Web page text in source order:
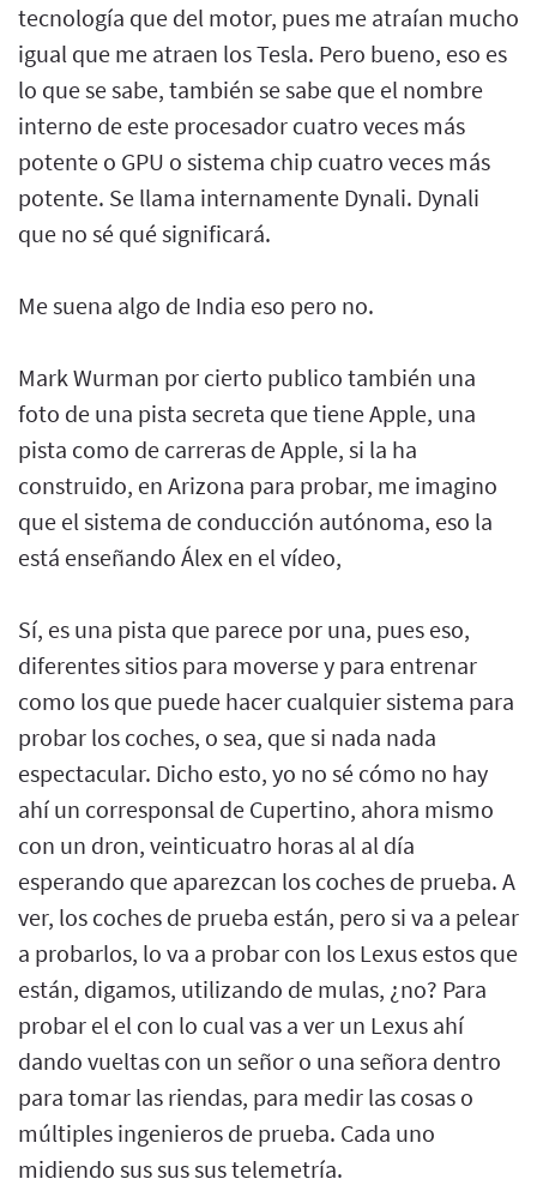
tecnología que del motor, pues me atraían mucho
igual que me atraen los Tesla. Pero bueno, eso es
lo que se sabe, también se sabe que el nombre
interno de este procesador cuatro veces más
potente o GPU o sistema chip cuatro veces más
potente. Se llama internamente Dynali. Dynali
que no sé qué significará.
Me suena algo de India eso pero no.
Mark Wurman por cierto publico también una
foto de una pista secreta que tiene Apple, una
pista como de carreras de Apple, si la ha
construido, en Arizona para probar, me imagino
que el sistema de conducción autónoma, eso la
está enseñando Álex en el vídeo,
Sí, es una pista que parece por una, pues eso,
diferentes sitios para moverse y para entrenar
como los que puede hacer cualquier sistema para
probar los coches, o sea, que si nada nada
espectacular. Dicho esto, yo no sé cómo no hay
ahí un corresponsal de Cupertino, ahora mismo
con un dron, veinticuatro horas al al día
esperando que aparezcan los coches de prueba. A
ver, los coches de prueba están, pero si va a pelear
a probarlos, lo va a probar con los Lexus estos que
están, digamos, utilizando de mulas, ¿no? Para
probar el el con lo cual vas a ver un Lexus ahí
dando vueltas con un señor o una señora dentro
para tomar las riendas, para medir las cosas o
múltiples ingenieros de prueba. Cada uno
midiendo sus sus sus telemetría.